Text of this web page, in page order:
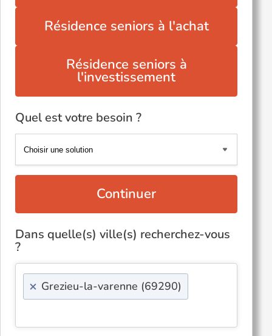
Résidence seniors à l'achat
Résidence seniors à
l'investissement
Quel est votre besoin ?
Continuer
Dans quelle(s) ville(s) recherchez-vous
?
× Grezieu-la-varenne (69290)